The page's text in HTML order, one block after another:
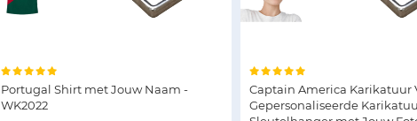
Portugal Shirt met Jouw Naam -
WK2022
Captain America Karikatuur
Gepersonaliseerde